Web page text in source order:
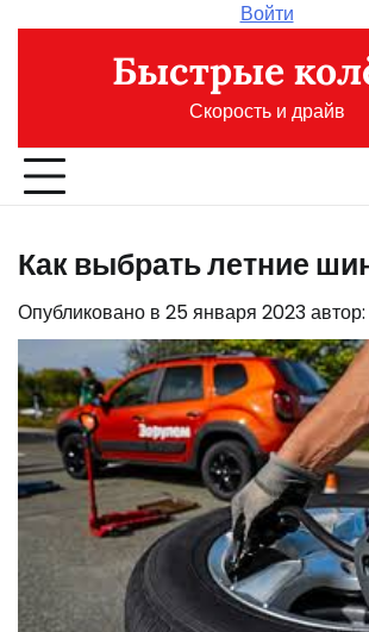
содержимому
Войти
Быстрые
Скорость и драйв
Как выбрать летние
Опубликовано в 25 января 2023автор: